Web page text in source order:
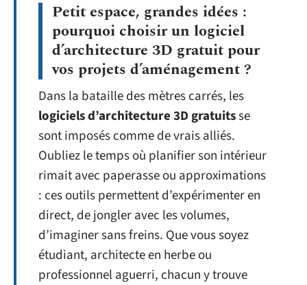
Petit espace, grandes idées :
pourquoi choisir un logiciel
d’architecture 3D gratuit pour
vos projets d’aménagement ?
Dans la bataille des mètres carrés, les
logiciels d’architecture 3D gratuitsse
sont imposés comme de vrais alliés.
Oubliez le temps où planifier son intérieur
rimait avec paperasse ou approximations
: ces outils permettent d’expérimenter en
direct, de jongler avec les volumes,
d’imaginer sans freins. Que vous soyez
étudiant, architecte en herbe ou
professionnel aguerri, chacun y trouve